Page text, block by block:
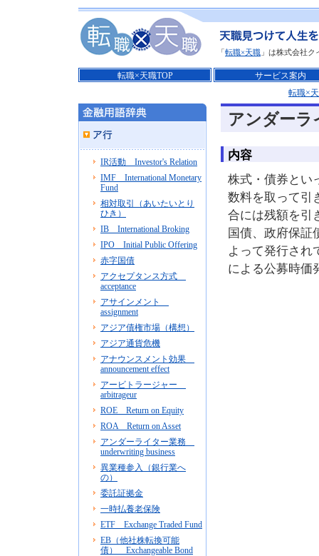
「転職×天職 」は株式会社
転職×天職TOP
サービス案内
転職×
アンダー
内容
株式・債券とい
数料を取って引
合には残額を引
国債、政府保証
よって発行され
による公募時価
IR活動 Investor's Relation
IMF International Monetary
Fund
相対取引（あいたいとり
ひき）
IB International Broking
IPO Initial Public Offering
赤字国債
アクセプタンス方式
acceptance
アサインメント
assignment
アジア債権市場（構想）
アジア通貨危機
アナウンスメント効果
announcement effect
アービトラージャー
arbitrageur
ROE Return on Equity
ROA Return on Asset
アンダーライター業務
underwriting business
異業種参入（銀行業へ
の）
委託証拠金
一時払養老保険
ETF Exchange Traded Fund
EB（他社株転換可能
債） Exchangeable Bond